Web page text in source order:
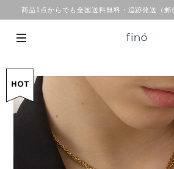
商品1点からでも全国送料無料・追跡発送（